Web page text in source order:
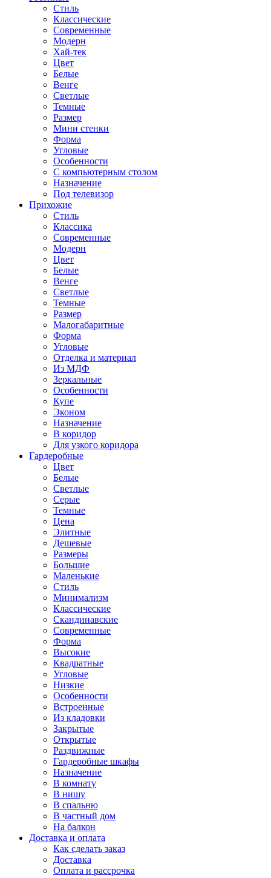
Стиль
Классические
Современные
Модерн
Хай-тек
Цвет
Белые
Венге
Светлые
Темные
Размер
Мини стенки
Форма
Угловые
Особенности
С компьютерным столом
Назначение
Под телевизор
Прихожие
Стиль
Классика
Современные
Модерн
Цвет
Белые
Венге
Светлые
Темные
Размер
Малогабаритные
Форма
Угловые
Отделка и материал
Из МДФ
Зеркальные
Особенности
Купе
Эконом
Назначение
В коридор
Для узкого коридора
Гардеробные
Цвет
Белые
Светлые
Серые
Темные
Цена
Элитные
Дешевые
Размеры
Большие
Маленькие
Стиль
Минимализм
Классические
Скандинавские
Современные
Форма
Высокие
Квадратные
Угловые
Низкие
Особенности
Встроенные
Из кладовки
Закрытые
Открытые
Раздвижные
Гардеробные шкафы
Назначение
В комнату
В нишу
В спальню
В частный дом
На балкон
Доставка и оплата
Как сделать заказ
Доставка
Оплата и рассрочка